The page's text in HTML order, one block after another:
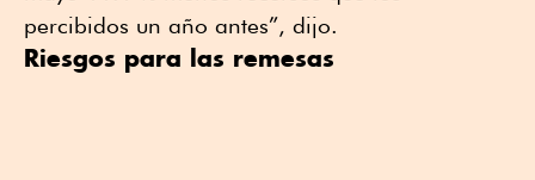
percibidos un año antes”, dijo.
Riesgos para las remesas